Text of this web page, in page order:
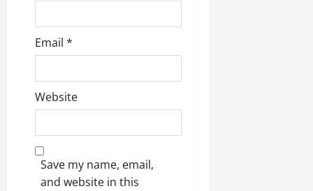
Email *
Website
Save my name, email,
and website in this